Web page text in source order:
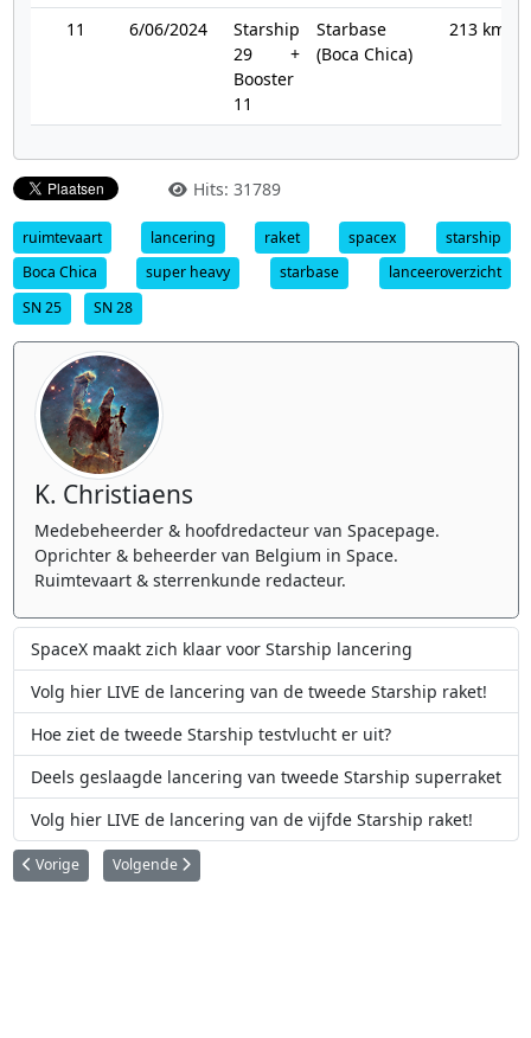
11 6/06/2024
Starship
29 +
Booster
11
Starbase
(Boca Chica)
213 km
Hits: 31789
ruimtevaart lancering raket spacex
starship
Boca Chica
super heavy starbase
lanceeroverzicht
SN 25
SN 28
K. Christiaens
Medebeheerder & hoofdredacteur van Spacepage.
Oprichter & beheerder van Belgium in Space.
Ruimtevaart & sterrenkunde redacteur.
SpaceX maakt zich klaar voor Starship lancering
Volg hier LIVE de lancering van de tweede Starship raket!
Hoe ziet de tweede Starship testvlucht er uit?
Deels geslaagde lancering van tweede Starship superraket
Volg hier LIVE de lancering van de vijfde Starship raket!
Vorig artikel: Twee nieuwe satellieten betekenen verdere uitbreiding van
Vorige Volgende artikel: New Shepard lanceeroverzicht
Volgende